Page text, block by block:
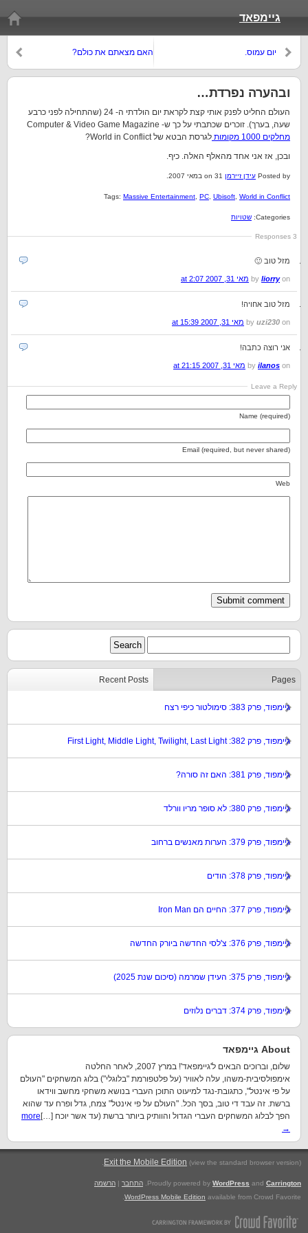
גיימפאד
האם מצאתם את כולם? יום עמוס.
ובהערה נפרדת…
העולם החליט לפנק אותי קצת לקראת יום הולדתי ה- 24 (שהתחילה לפני כרבע
שעה, בערך). זוכרים שכתבתי על כך ש- Computer & Video Game Magazine
מחלקים 1000 מקומות
לגרסת הבטא של World in Conflict?
ובכן, אז אני אחד מהאלף האלה. כיף.
Posted by עידן זיירמן
Tags: Massive Entertainment PC Ubisoft World in Conflict
Categories: שטויות
3 Responses
מזל טוב 🙂
by liorryon מאי 31, 2007 at 2:07
מזל טוב אחויה!
by uzi230 on מאי 31, 2007 at 15:39
אני רוצה כתבה!
by ilanos on מאי 31, 2007 at 21:15
Leave a Reply
Name (required)
Email (required, but never shared)
Web
Recent Posts Pages
גיימפוד, פרק 383: סימולטור כיפי רצח
גיימפוד, פרק 382: First Light, Middle Light, Twilight, Last Light
גיימפוד, פרק 381: האם זה סורה?
גיימפוד, פרק 380: לא סופר מריו וורלד
גיימפוד, פרק 379: הערות מאנשים ברחוב
גיימפוד, פרק 378: הודים
גיימפוד, פרק 377: החיים הם Iron Man
גיימפוד, פרק 376: צ'לסי החדשה ביורק החדשה
גיימפוד, פרק 375: העידן שמרמה (סיכום שנת 2025)
גיימפוד, פרק 374: דברים נלוזים
About גיימפאד
שלום, וברוכים הבאים ל'גיימפאד'! במרץ 2007, לאחר החלטה
אימפולסיבית-משהו, עלה לאוויר (על פלטפורמת "בלוגלי") בלוג המשחקים "העולם
על פי אינטל", כתגובת-נגד למיעוט התוכן העברי בנושא משחקי מחשב ווידאו
ברשת. זה עבד די טוב, בסך הכל. "העולם על פי אינטל" צמח, גדל ופרח עד שהוא
הפך לבלוג המשחקים העברי הגדול והוותיק ביותר ברשת (עד אשר יוכח […] more
→
Exit the Mobile Edition (view the standard browser version)
.
Proudly powered by WordPress and Carrington התחבר | הרשמה
WordPress Mobile Edition available from Crowd Favorite.